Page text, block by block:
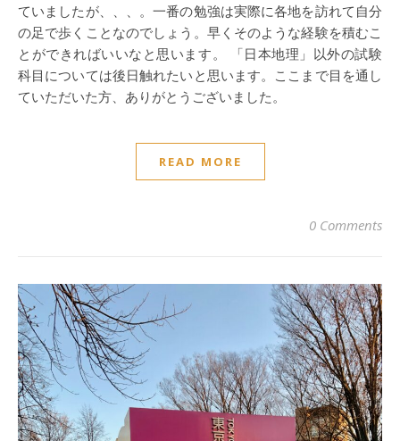
ていましたが、、、。一番の勉強は実際に各地を訪れて自分
の足で歩くことなのでしょう。早くそのような経験を積むこ
とができればいいなと思います。 「日本地理」以外の試験
科目については後日触れたいと思います。ここまで目を通し
ていただいた方、ありがとうございました。
READ MORE
0 Comments